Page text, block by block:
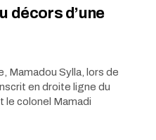
décors d’une
Mamadou Sylla, lors de
en droite ligne du
le colonel Mamadi